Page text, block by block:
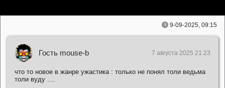
9-09-2025, 09:15
Гость mouse-b 7 августа 2025 21:23
что то новое в жанре ужастика : только не понял толи ведьма
толи вуду ....